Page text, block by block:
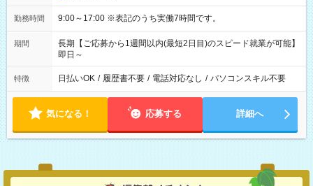
勤務時間 9:00～17:00 ※表記のうち実働7時間です。
期間
長期【ご応募から1週間以内(最短2日目)のスピード就業が可能】
即日～
特徴 日払いOK / 履歴書不要 / 電話対応なし / パソコンスキル不要
気になる！ 応募する 詳細へ